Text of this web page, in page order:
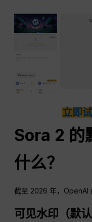
立即
Sora 2 的
什么？
截至 2026 年，OpenAI
可见水印（默认